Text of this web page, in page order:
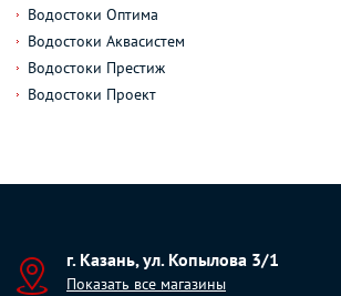
Водостоки Оптима
Водостоки Аквасистем
Водостоки Престиж
Водостоки Проект
г. Казань, ул. Копылова 3/1
Показать все магазины